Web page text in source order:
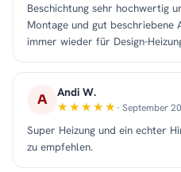
Beschichtung sehr hochwertig
Montage und gut beschriebene
immer wieder für Design-
A Andi W.
· September
Super Heizung und ein echter
zu empfehlen.